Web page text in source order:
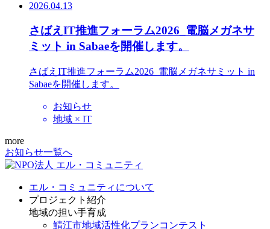
2026.04.13
さばえIT推進フォーラム2026_電脳メガネサ
ミット in Sabaeを開催します。
さばえIT推進フォーラム2026_電脳メガネサミット in
Sabaeを開催します。
お知らせ
地域 × IT
more
お知らせ一覧へ
エル・コミュニティについて
プロジェクト紹介
地域の担い手育成
鯖江市地域活性化プランコンテスト